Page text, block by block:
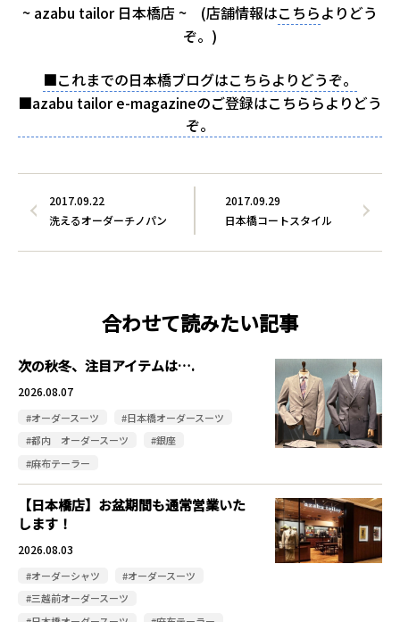
~ azabu tailor 日本橋店 ~ (店舗情報はこちらよりどう
ぞ。)
■これまでの日本橋ブログはこちらよりどうぞ。
■azabu tailor e-magazineのご登録はこちららよりどう
ぞ。
2017.09.29
日本橋コートスタイル
2017.09.22
洗えるオーダーチノパン
合わせて読みたい記事
次の秋冬、注目アイテムは….
2026.08.07
#オーダースーツ
#日本橋オーダースーツ
#都内 オーダースーツ
#銀座
#麻布テーラー
【日本橋店】お盆期間も通常営業いた
します！
2026.08.03
#オーダーシャツ
#オーダースーツ
#三越前オーダースーツ